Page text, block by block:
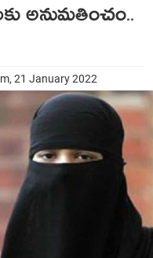
అనుమతించం..
21 January 2022